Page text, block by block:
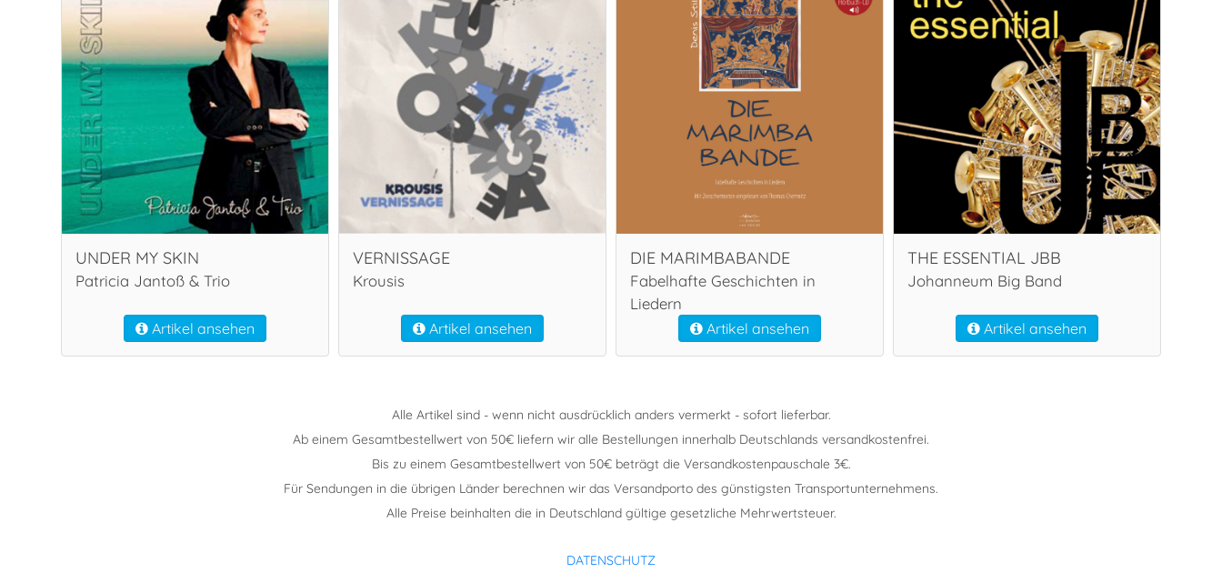
UNDER MY SKIN
Patricia Jantoß & Trio
Artikel ansehen
VERNISSAGE
Krousis
Artikel ansehen
DIE MARIMBABANDE
Fabelhafte Geschichten in
Liedern
Artikel ansehen
THE ESSENTIAL JBB
Johanneum Big Band
Artikel ansehen
Alle Artikel sind - wenn nicht ausdrücklich anders vermerkt - sofort lieferbar.
Ab einem Gesamtbestellwert von 50€ liefern wir alle Bestellungen innerhalb Deutschlands versandkostenfrei.
Bis zu einem Gesamtbestellwert von 50€ beträgt die Versandkostenpauschale 3€.
Für Sendungen in die übrigen Länder berechnen wir das Versandporto des günstigsten Transportunternehmens.
Alle Preise beinhalten die in Deutschland gültige gesetzliche Mehrwertsteuer.
DATENSCHUTZ